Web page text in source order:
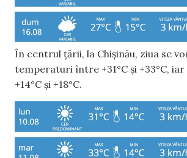
În centrul țării, la Chișinău, ziua se
temperaturi între +31°C și +33°C,
+14°C și +18°C.